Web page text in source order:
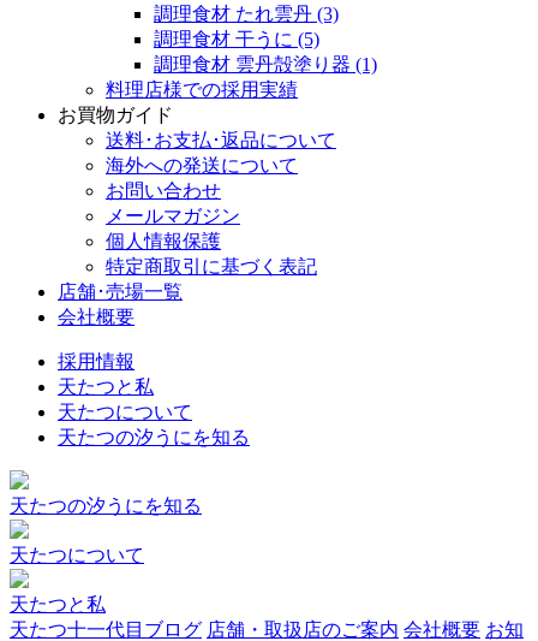
調理食材 たれ雲丹 (3)
調理食材 干うに (5)
調理食材 雲丹殻塗り器 (1)
料理店様での採用実績
お買物ガイド
送料･お支払･返品について
海外への発送について
お問い合わせ
メールマガジン
個人情報保護
特定商取引に基づく表記
店舗･売場一覧
会社概要
採用情報
天たつと私
天たつについて
天たつの汐うにを知る
天たつの汐うにを知る
天たつについて
天たつと私
天たつ十一代目ブログ 店舗・取扱店のご案内 会社概要 お知